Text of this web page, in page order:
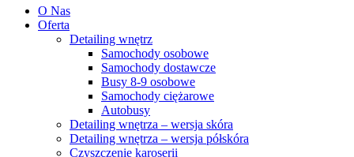
O Nas
Oferta
Detailing wnętrz
Samochody osobowe
Samochody dostawcze
Busy 8-9 osobowe
Samochody ciężarowe
Autobusy
Detailing wnętrza – wersja skóra
Detailing wnętrza – wersja półskóra
Czyszczenie karoserii